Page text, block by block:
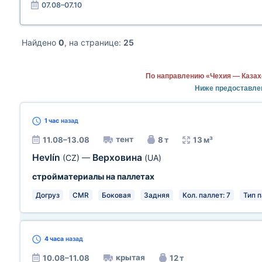
07.08–07.10
Найдено 0, на странице: 25
По направлению «Чехия —
Ниже
1 час назад
11.08–13.08 тент 8 т 13 м³
Hevlín (CZ) — Верховина (UA)
стройматериалы на паллетах
Догруз CMR Боковая Задняя Кол. паллет: 7 Тип
4 часа назад
10.08–11.08 крытая 12 т